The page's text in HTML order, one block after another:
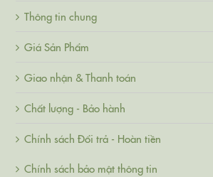
Thông tin chung
Giá Sản Phẩm
Giao nhận & Thanh toán
Chất lượng - Bảo hành
Chính sách Đổi trả - Hoàn tiền
Chính sách bảo mật thông tin